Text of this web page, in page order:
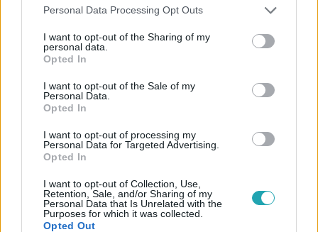
Please note that this website/app uses one or more Google
not limited to your visit or usage behaviour. You may click to
grant or deny consent to Google and its third-party tags to
use your data for below specified purposes in below Google
consent section.
Personal Data Processing Opt Outs
I want to opt-out of the Sharing of my
personal data.
Opted In
I want to opt-out of the Sale of my
Personal Data.
Opted In
I want to opt-out of processing my
Personal Data for Targeted Advertising.
Opted In
I want to opt-out of Collection, Use,
Retention, Sale, and/or Sharing of my
Personal Data that Is Unrelated with the
Purposes for which it was collected.
Opted Out
Követem
HÍRADÓ #
BALESET-BŰNÜGY # BESZAKADT
BALATON